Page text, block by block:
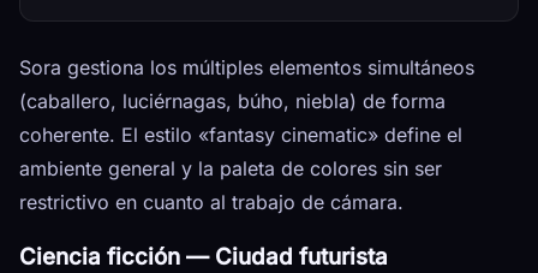
Sora gestiona los múltiples elementos simultáneos
(caballero, luciérnagas, búho, niebla) de forma
coherente. El estilo «fantasy cinematic» define el
ambiente general y la paleta de colores sin ser
restrictivo en cuanto al trabajo de cámara.
Ciencia ficción — Ciudad futurista